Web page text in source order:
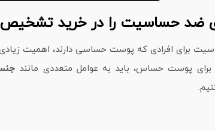
ضد حساسیت را در خرید
برای افرادی که پوست حساسی دارند، اهمیت
پوست حساس، باید به عوامل متعددی مانند